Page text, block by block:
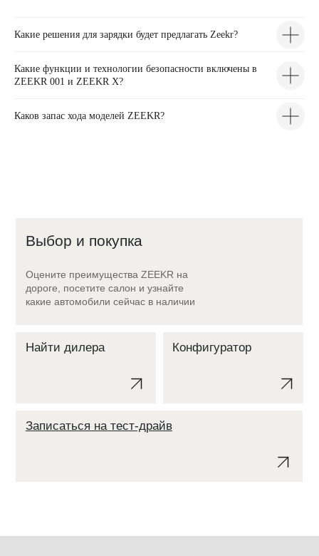
Какие решения для зарядки будет предлагать Zeekr?
Какие функции и технологии безопасности включены в
ZEEKR 001 и ZEEKR X?
Каков запас хода моделей ZEEKR?
Выбор и покупка
Оцените преимущества ZEEKR на
дороге, посетите салон и узнайте
какие автомобили сейчас в наличии
Найти дилера Конфигуратор
Записаться на тест-драйв